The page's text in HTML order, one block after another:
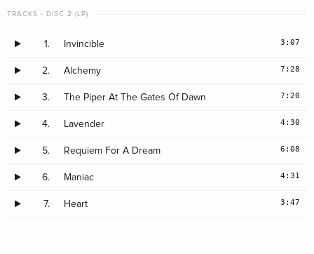
TRACKS - DISC 2 (LP)
1. Invincible 3:07
2. Alchemy 7:28
3. The Piper At The Gates Of Dawn 7:20
4. Lavender 4:30
5. Requiem For A Dream 6:08
6. Maniac 4:31
7. Heart 3:47